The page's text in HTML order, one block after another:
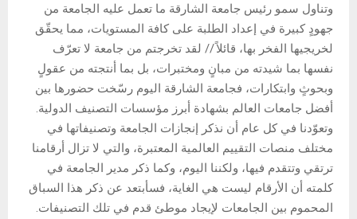
وتناول سمو رئيس جامعة الشارقة ما تعمل عليه الجامعة من
جهودٍ كبيرة في إعداد الطلبة على كافة المستويات، مما يحقّق
لخريجيها الفخر بها، قائلاً // لقد تخرجتم من جامعة لا تعرّف
نفسها بما شيدته من مبانٍ ومختبرات، بل بما أنتجته من عقولٍ
وبحوثٍ وابتكارات، فجامعة الشارقة اليوم رسّخت حضورها بين
أفضل جامعات العالم بشهادة أبرز مؤسسات التصنيف الدولية.
وتعوّدنا في كل عام أن نذكر إنجازات الجامعة وتصنيفاتها في
مختلف منصات التقييم العالمية المعتبرة، والتي لا تزال أرقامنا
ترتقي وتتقدم فيها، ولكننا اليوم، وكما ذكر مدير الجامعة في
كلمته أن الأرقام ليست هي الغاية، فسأبتعد عن ذكر هذا السباق
المحموم بين الجامعات لإيجاد موطئ قدم في تلك التصنيفات.